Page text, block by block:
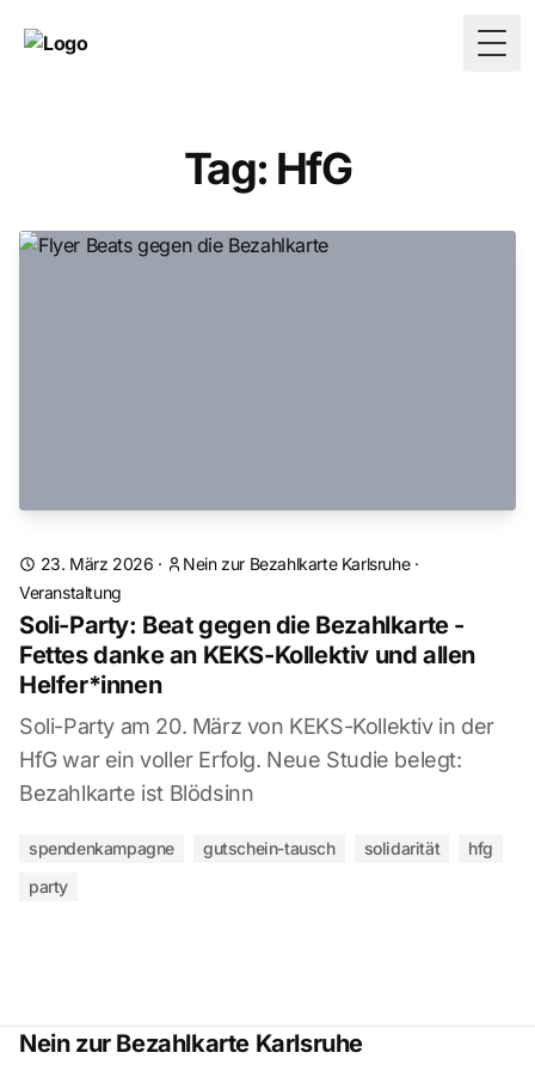
Tag: HfG
23. März 2026 · Nein zur Bezahlkarte Karlsruhe·
Veranstaltung
Soli-Party: Beat gegen die Bezahlkarte -
Fettes danke an KEKS-Kollektiv und allen
Helfer*innen
Soli-Party am 20. März von KEKS-Kollektiv in der
HfG war ein voller Erfolg. Neue Studie belegt:
Bezahlkarte ist Blödsinn
spendenkampagne gutschein-tausch solidarität
hfg
party
Nein zur Bezahlkarte Karlsruhe